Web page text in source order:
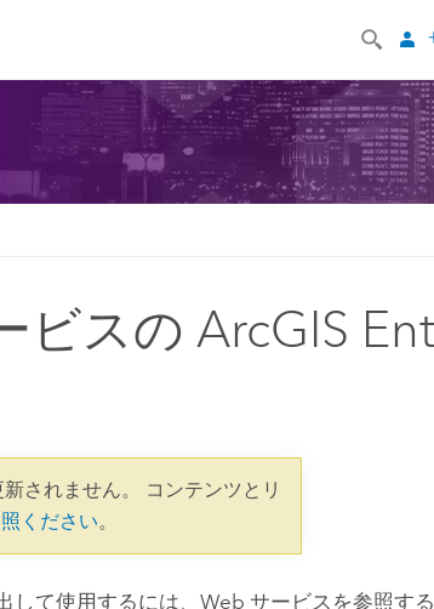
ビスの ArcGIS
新されません。 コンテンツとリ
ください。
して使用するには、Web サービスを参照す